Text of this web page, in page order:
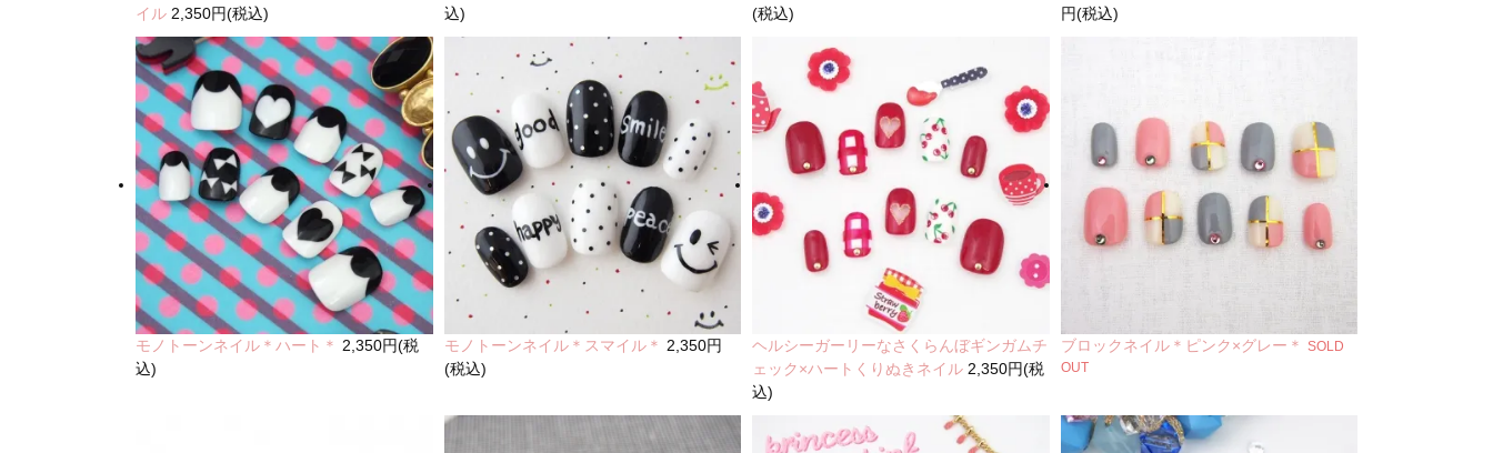
イル 2,350円(税込)
込)
(税込)
円(税込)
モノトーンネイル＊ハート＊ 2,350円(税
込)
モノトーンネイル＊スマイル＊ 2,350円
(税込)
ヘルシーガーリーなさくらんぼギンガムチ
ェック×ハートくりぬきネイル 2,350円(税
込)
ブロックネイル＊ピンク×グレー＊ SOLD
OUT